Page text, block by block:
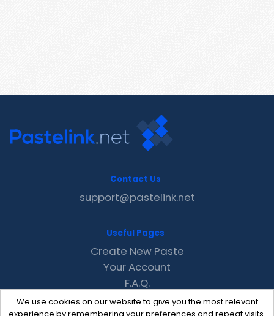
We use cookies on our website to give you the most relevant
Contact Us
support@pastelink.net
Useful Pages
Create New Paste
Your Account
F.A.Q.
Recent